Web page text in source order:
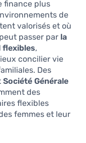
finance plus
de
valorisés et où
passer par la
flexibles,
concilier vie
Des
Société Générale
des
flexibles
femmes et leur